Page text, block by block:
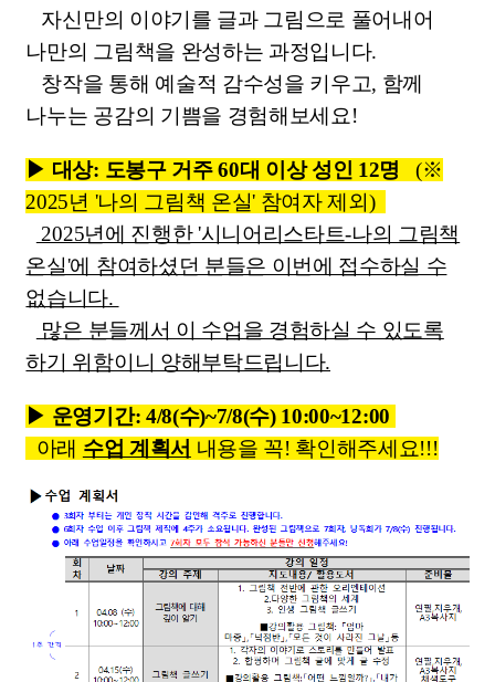
자신만의 이야기를 글과 그림으로 풀어내어
나만의 그림책을 완성하는 과정입니다.
창작을 통해 예술적 감수성을 키우고, 함께
나누는 공감의 기쁨을 경험해보세요!
▶ 대상: 도봉구 거주 60대 이상 성인 12명
(※
2025년 '나의 그림책 온실' 참여자 제외)
2025년에 진행한 '시니어리스타트-나의 그림책
온실'에 참여하셨던 분들은 이번에 접수하실 수
없습니다.
많은 분들께서 이 수업을 경험하실 수 있도록
하기 위함이니 양해부탁드립니다.
▶ 운영기간: 4/8(수)~7/8(수) 10:00~12:00
아래 수업 계획서 내용을 꼭! 확인해주세요!!!